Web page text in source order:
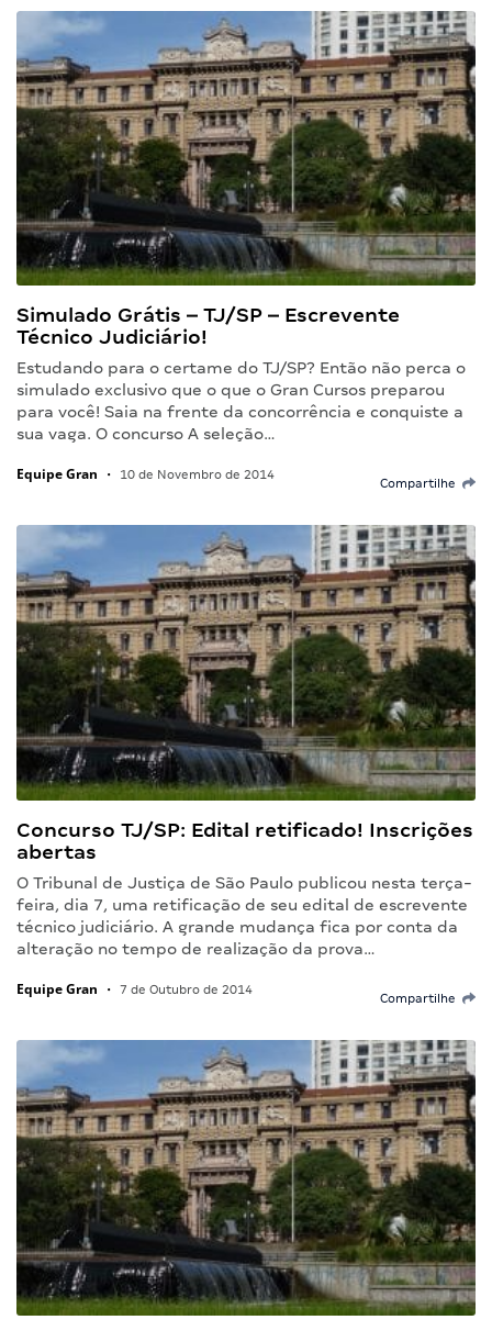
Simulado Grátis – TJ/SP – Escrevente
Técnico Judiciário!
Estudando para o certame do TJ/SP? Então não perca o
simulado exclusivo que o que o Gran Cursos preparou
para você! Saia na frente da concorrência e conquiste a
sua vaga. O concurso A seleção…
Equipe Gran • 10 de Novembro de 2014
Compartilhe
Concurso TJ/SP: Edital retificado! Inscrições
abertas
O Tribunal de Justiça de São Paulo publicou nesta terça-
feira, dia 7, uma retificação de seu edital de escrevente
técnico judiciário. A grande mudança fica por conta da
alteração no tempo de realização da prova…
Equipe Gran • 7 de Outubro de 2014
Compartilhe